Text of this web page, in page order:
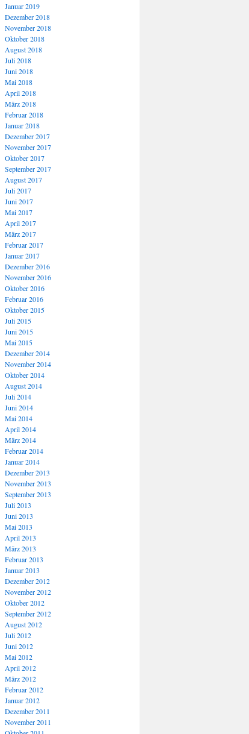
Januar 2019
Dezember 2018
November 2018
Oktober 2018
August 2018
Juli 2018
Juni 2018
Mai 2018
April 2018
März 2018
Februar 2018
Januar 2018
Dezember 2017
November 2017
Oktober 2017
September 2017
August 2017
Juli 2017
Juni 2017
Mai 2017
April 2017
März 2017
Februar 2017
Januar 2017
Dezember 2016
November 2016
Oktober 2016
Februar 2016
Oktober 2015
Juli 2015
Juni 2015
Mai 2015
Dezember 2014
November 2014
Oktober 2014
August 2014
Juli 2014
Juni 2014
Mai 2014
April 2014
März 2014
Februar 2014
Januar 2014
Dezember 2013
November 2013
September 2013
Juli 2013
Juni 2013
Mai 2013
April 2013
März 2013
Februar 2013
Januar 2013
Dezember 2012
November 2012
Oktober 2012
September 2012
August 2012
Juli 2012
Juni 2012
Mai 2012
April 2012
März 2012
Februar 2012
Januar 2012
Dezember 2011
November 2011